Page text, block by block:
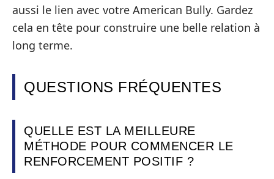
aussi le lien avec votre American Bully. Gardez
cela en tête pour construire une belle relation à
long terme.
QUESTIONS FRÉQUENTES
QUELLE EST LA MEILLEURE
MÉTHODE POUR COMMENCER LE
RENFORCEMENT POSITIF ?